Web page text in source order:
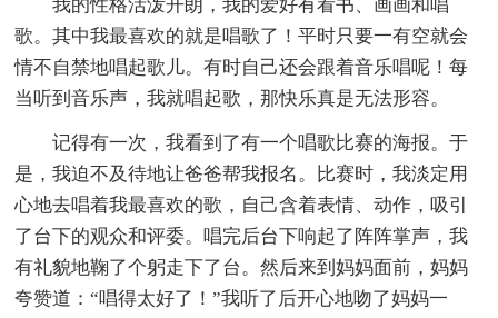
我的性格活泼开朗，我的爱好有看书、画画和唱
歌。其中我最喜欢的就是唱歌了！平时只要一有空就会
情不自禁地唱起歌儿。有时自己还会跟着音乐唱呢！每
当听到音乐声，我就唱起歌，那快乐真是无法形容。
记得有一次，我看到了有一个唱歌比赛的海报。于
是，我迫不及待地让爸爸帮我报名。比赛时，我淡定用
心地去唱着我最喜欢的歌，自己含着表情、动作，吸引
了台下的观众和评委。唱完后台下响起了阵阵掌声，我
有礼貌地鞠了个躬走下了台。然后来到妈妈面前，妈妈
夸赞道：“唱得太好了！”我听了后开心地吻了妈妈一